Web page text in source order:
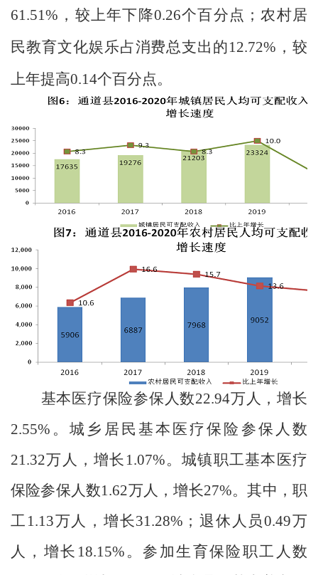
61.51% ，较上年下降0.26个百分点；农村居
民教育文化娱乐占消费总支出的12.72% ，较
上年提高0.14个百分点。
基本医疗保险参保人数22.94万人，增长
2.55% 。城乡居民基本医疗保险参保人数
21.32万人，增长 1.07%。城镇职工基本医疗
保险参保人数1.62万人，增长27%。其中，职
工 1.13万人，增长31.28% ；退休人员0.49万
人，增长 18.15% 。参加生育保险职工人数